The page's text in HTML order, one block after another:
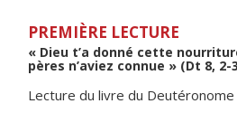
PREMIÈRE LECTURE
« Dieu t’a donné cette
pères n’aviez connue » (Dt 8, 2-
Lecture du livre du Deutéronome